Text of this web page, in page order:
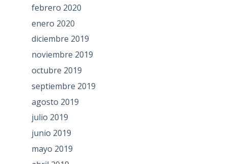
febrero 2020
enero 2020
diciembre 2019
noviembre 2019
octubre 2019
septiembre 2019
agosto 2019
julio 2019
junio 2019
mayo 2019